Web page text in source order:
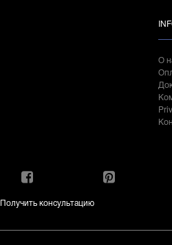
О
Получить консультацию